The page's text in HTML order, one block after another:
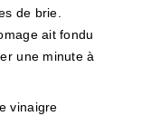
de brie.
ait fondu
une minute à
vinaigre